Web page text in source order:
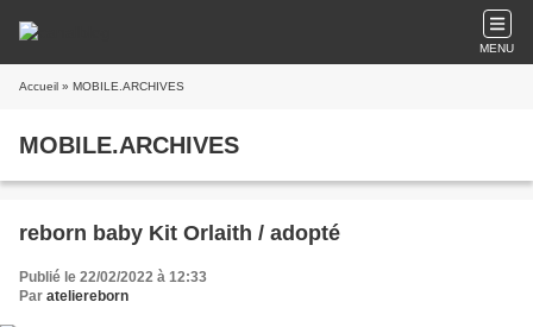
MENU
Accueil » MOBILE.ARCHIVES
MOBILE.ARCHIVES
reborn baby Kit Orlaith / adopté
Publié le 22/02/2022 à 12:33
Par ateliereborn